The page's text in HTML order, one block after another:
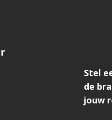
Stel
de
jouw